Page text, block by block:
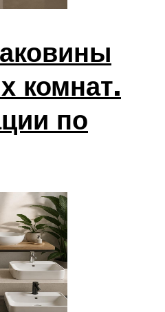
комнат.
по